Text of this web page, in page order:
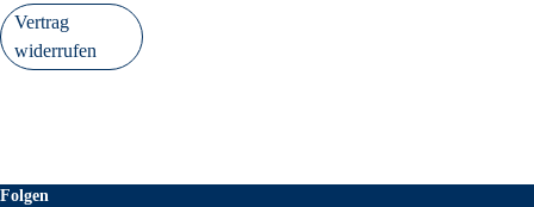
Vertrag
widerrufen
Folgen